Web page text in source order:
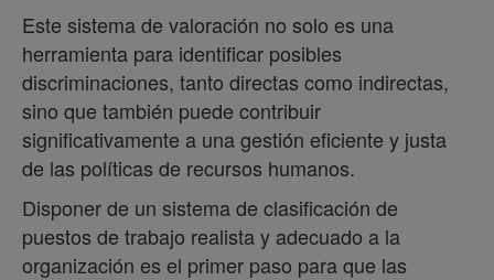
Este sistema de valoración no solo es una
herramienta para identificar posibles
discriminaciones, tanto directas como indirectas,
sino que también puede contribuir
significativamente a una gestión eficiente y justa
de las políticas de recursos humanos.
Disponer de un sistema de clasificación de
puestos de trabajo realista y adecuado a la
organización es el primer paso para que las